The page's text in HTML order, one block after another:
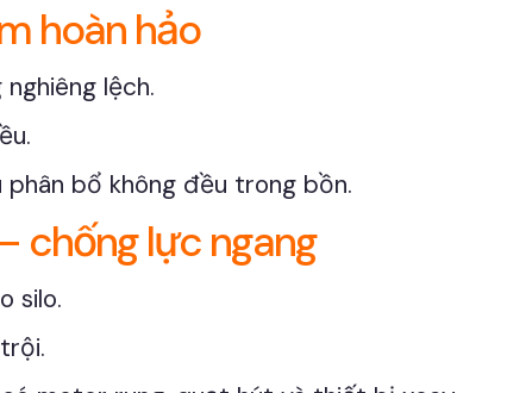
hoàn hảo
lệch.
bổ không đều trong bồn.
chống lực ngang
silo.